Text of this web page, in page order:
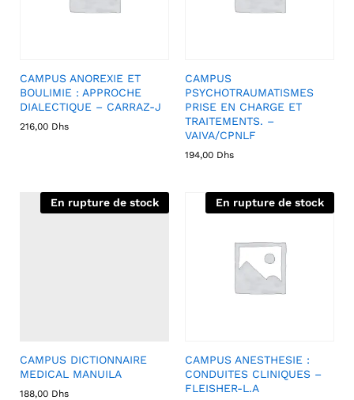
CAMPUS ANOREXIE ET
BOULIMIE : APPROCHE
DIALECTIQUE – CARRAZ-J
216,00 Dhs
CAMPUS
PSYCHOTRAUMATISMES
PRISE EN CHARGE ET
TRAITEMENTS. –
VAIVA/CPNLF
194,00 Dhs
En rupture de stock
CAMPUS DICTIONNAIRE
MEDICAL MANUILA
188,00 Dhs
En rupture de stock
CAMPUS ANESTHESIE :
CONDUITES CLINIQUES –
FLEISHER-L.A